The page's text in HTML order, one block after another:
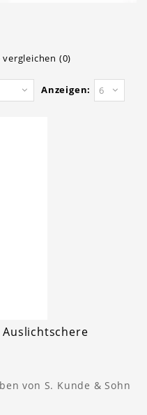
(0)
Anzeigen: 6
Auslichtschere
von S. Kunde & Sohn